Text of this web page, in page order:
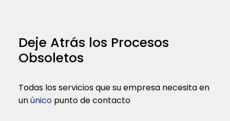
Deje Atrás los Procesos
Obsoletos
Todas los servicios que su empresa necesita en
unúnico punto de contacto